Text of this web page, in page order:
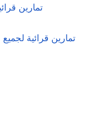
تمارين
تمارين قرائية